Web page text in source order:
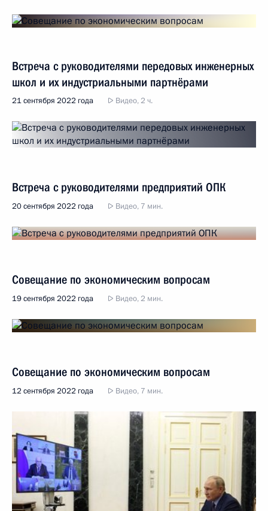
Встреча с руководителями передовых инженерных
школ и их индустриальными партнёрами
21 сентября 2022 года Видео, 2 ч.
Встреча с руководителями предприятий ОПК
20 сентября 2022 года Видео, 7 мин.
Совещание по экономическим вопросам
19 сентября 2022 года Видео, 2 мин.
Совещание по экономическим вопросам
12 сентября 2022 года Видео, 7 мин.